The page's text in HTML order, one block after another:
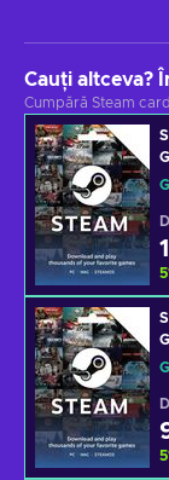
Cauți altceva?
Cumpără Steam
5
5